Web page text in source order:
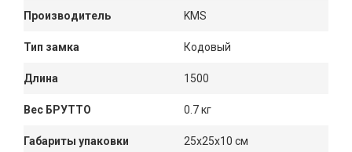
Производитель KMS
Тип замка Кодовый
Длина 1500
Вес БРУТТО 0.7 кг
Габариты упаковки 25x25x10 см